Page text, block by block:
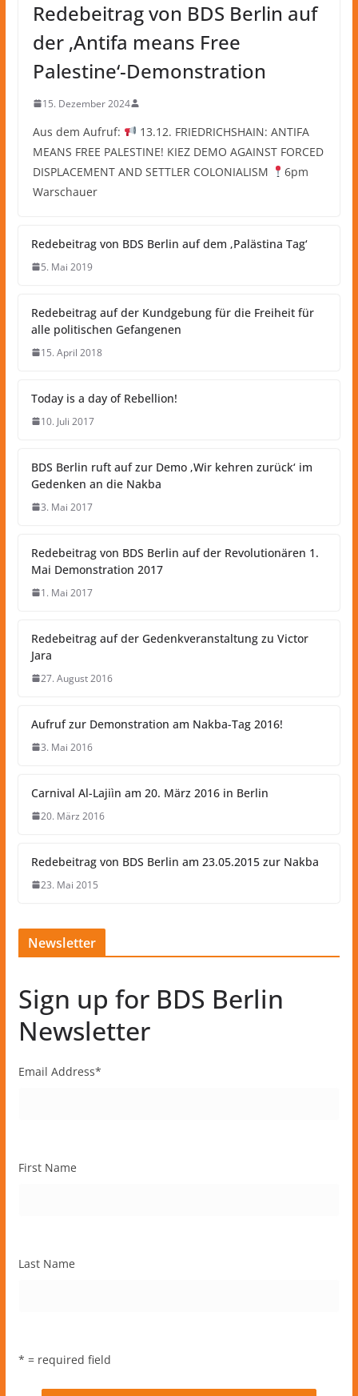
Redebeitrag von BDS Berlin auf
der ‚Antifa means Free
Palestine‘-Demonstration
15. Dezember 2024
Aus dem Aufruf:
13.12. FRIEDRICHSHAIN: ANTIFA
MEANS FREE PALESTINE! KIEZ DEMO AGAINST FORCED
DISPLACEMENT AND SETTLER COLONIALISM
6pm
Warschauer
Redebeitrag von BDS Berlin auf dem ‚Palästina Tag‘
5. Mai 2019
Redebeitrag auf der Kundgebung für die Freiheit für
alle politischen Gefangenen
15. April 2018
Today is a day of Rebellion!
10. Juli 2017
BDS Berlin ruft auf zur Demo ‚Wir kehren zurück‘ im
Gedenken an die Nakba
3. Mai 2017
Redebeitrag von BDS Berlin auf der Revolutionären 1.
Mai Demonstration 2017
1. Mai 2017
Redebeitrag auf der Gedenkveranstaltung zu Victor
Jara
27. August 2016
Aufruf zur Demonstration am Nakba-Tag 2016!
3. Mai 2016
Carnival Al-Lajiìn am 20. März 2016 in Berlin
20. März 2016
Redebeitrag von BDS Berlin am 23.05.2015 zur Nakba
23. Mai 2015
Newsletter
Sign up for BDS Berlin
Newsletter
Email Address*
First Name
Last Name
* = required field